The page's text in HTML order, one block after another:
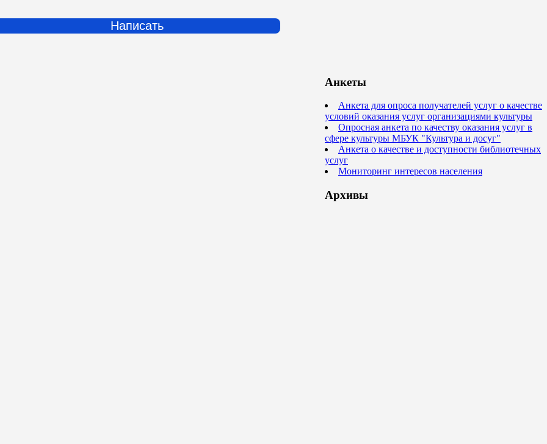
Написать
Анкеты
Анкета для опроса получателей услуг о качестве
условий оказания услуг организациями культуры
Опросная анкета по качеству оказания услуг в
сфере культуры МБУК "Культура и досуг"
Анкета о качестве и доступности библиотечных
услуг
Мониторинг интересов населения
Архивы